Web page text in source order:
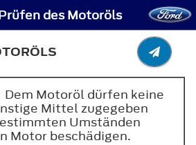
des Motoröls
Dem Motoröl dürfen keine
Mittel zugegeben
Umständen
Motor beschädigen.